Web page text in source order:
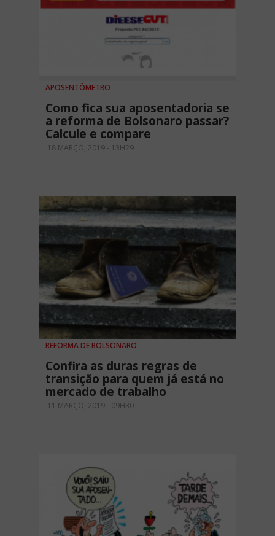
APOSENTÔMETRO
Como fica sua aposentadoria se
a reforma de Bolsonaro passar?
Calcule e compare
18 MARÇO, 2019 - 13H29
REFORMA DE BOLSONARO
Confira as duras regras de
transição para quem já está no
mercado de trabalho
11 MARÇO, 2019 - 09H30